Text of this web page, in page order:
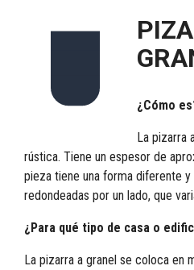
¿Cómo
La pizarra
rústica. Tiene un espesor de
pieza tiene una forma diferente y
redondeadas por un lado, que
¿Para qué tipo de casa o
La pizarra a granel se coloca en